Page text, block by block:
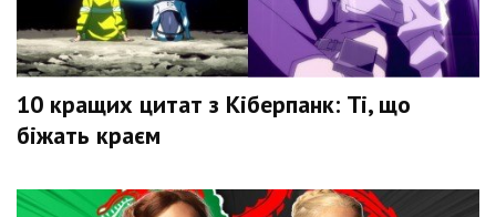
10 кращих цитат з Кіберпанк: Ті, що
біжать краєм